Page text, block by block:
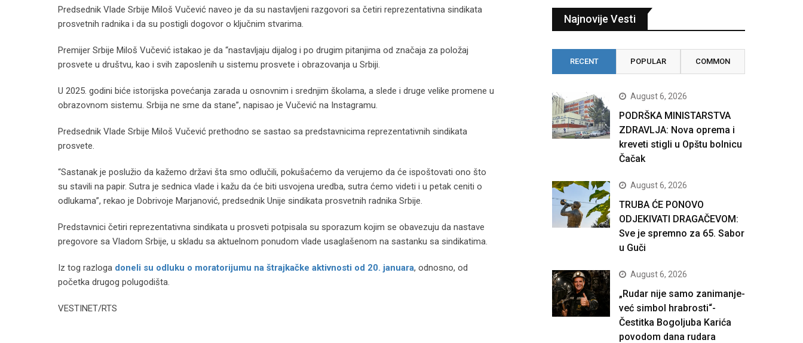
Predsednik Vlade Srbije Miloš Vučević naveo je da su nastavljeni razgovori sa četiri reprezentativna sindikata
prosvetnih radnika i da su postigli dogovor o ključnim stvarima.
Premijer Srbije Miloš Vučević istakao je da “nastavljaju dijalog i po drugim pitanjima od značaja za položaj
prosvete u društvu, kao i svih zaposlenih u sistemu prosvete i obrazovanja u Srbiji.
U 2025. godini biće istorijska povećanja zarada u osnovnim i srednjim školama, a slede i druge velike promene u
obrazovnom sistemu. Srbija ne sme da stane”, napisao je Vučević na Instagramu.
Predsednik Vlade Srbije Miloš Vučević prethodno se sastao sa predstavnicima reprezentativnih sindikata
prosvete.
“Sastanak je poslužio da kažemo državi šta smo odlučili, pokušaćemo da verujemo da će ispoštovati ono što
su stavili na papir. Sutra je sednica vlade i kažu da će biti usvojena uredba, sutra ćemo videti i u petak ceniti o
odlukama”, rekao je Dobrivoje Marjanović, predsednik Unije sindikata prosvetnih radnika Srbije.
Predstavnici četiri reprezentativna sindikata u prosveti potpisala su sporazum kojim se obavezuju da nastave
pregovore sa Vladom Srbije, u skladu sa aktuelnom ponudom vlade usaglašenom na sastanku sa sindikatima.
Iz tog razloga doneli su odluku o moratorijumu na štrajkačke aktivnosti od 20. januara, odnosno, od
početka drugog polugodišta.
VESTINET/RTS
Najnovije Vesti
RECENT POPULAR COMMON
August 6, 2026
PODRŠKA MINISTARSTVA
ZDRAVLJA: Nova oprema i
kreveti stigli u Opštu bolnicu
Čačak
August 6, 2026
TRUBA ĆE PONOVO
ODJEKIVATI DRAGAČEVOM:
Sve je spremno za 65. Sabor
u Guči
August 6, 2026
„Rudar nije samo zanimanje-
već simbol hrabrosti“-
Čestitka Bogoljuba Karića
povodom dana rudara